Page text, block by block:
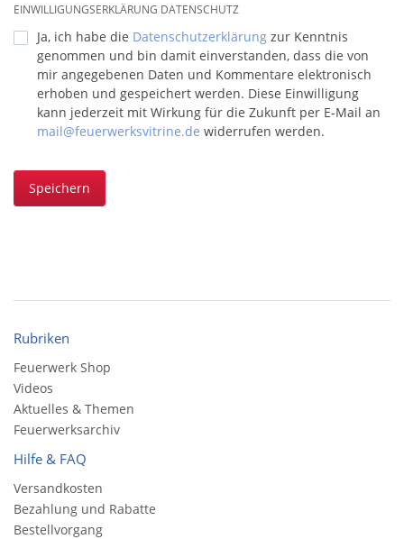
EINWILLIGUNGSERKLÄRUNG DATENSCHUTZ
Ja, ich habe die Datenschutzerklärung zur Kenntnis
genommen und bin damit einverstanden, dass die von
mir angegebenen Daten und Kommentare elektronisch
erhoben und gespeichert werden. Diese Einwilligung
kann jederzeit mit Wirkung für die Zukunft per E-Mail an
mail@feuerwerksvitrine.de widerrufen werden.
Speichern
Rubriken
Feuerwerk Shop
Videos
Aktuelles & Themen
Feuerwerksarchiv
Hilfe & FAQ
Versandkosten
Bezahlung und Rabatte
Bestellvorgang